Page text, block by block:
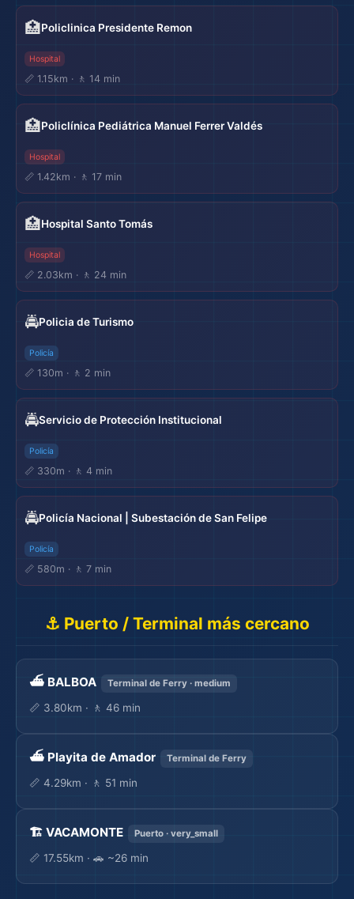
🏨
🏥Policlinica Presidente Remon
Hospital
📏 1.15km · 🚶 14 min
🏥Policlínica Pediátrica Manuel Ferrer Valdés
Hospital
📏 1.42km · 🚶 17 min
🏥Hospital Santo Tomás
Hospital
📏 2.03km · 🚶 24 min
🚔Policia de Turismo
Policía
📏 130m · 🚶 2 min
🚔Servicio de Protección Institucional
Policía
📏 330m · 🚶 4 min
🚔Policía Nacional | Subestación de San Felipe
Policía
📏 580m · 🚶 7 min
⚓ Puerto / Terminal más cercano
⛴️ BALBOA Terminal de Ferry · medium
📏 3.80km · 🚶 46 min
⛴️ Playita de Amador Terminal de Ferry
📏 4.29km · 🚶 51 min
🏗️ VACAMONTE Puerto · very_small
📏 17.55km · 🚗 ~26 min